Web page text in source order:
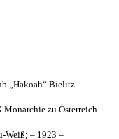
„Hakoah“ Bielitz
zu Österreich-
Weiß; – 1923 =